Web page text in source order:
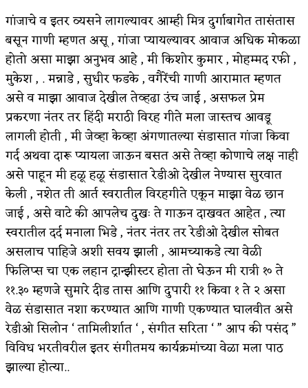
गांजाचे व इतर व्यसने लागल्यावर आम्ही मित्र दुर्गाबागेत तासंतास
बसून गाणी म्हणत असू , गांजा प्यायल्यावर आवाज अधिक मोकळा
होतो असा माझा अनुभव आहे , मी किशोर कुमार , मोहम्मद रफी ,
मुकेश , . मन्नाडे , सुधीर फडके , वगैरेंची गाणी आरामात म्हणत
असे व माझा आवाज देखील तेव्हढा उंच जाई , असफल प्रेम
प्रकरणा नंतर तर हिंदी मराठी विरह गीते मला जास्तच आवडू
लागली होती , मी जेव्हा केव्हा अंगणातल्या संडासात गांजा किवा
गर्द अथवा दारू प्यायला जाऊन बसत असे तेव्हा कोणाचे लक्ष नाही
असे पाहून मी हळू हळू संडासात रेडीओ देखील नेण्यास सुरवात
केली , नशेत ती आर्त स्वरातील विरहगीते एकून माझा वेळ छान
जाई , असे वाटे की आपलेच दुखः ते गाऊन दाखवत आहेत , त्या
स्वरातील दर्द मनाला भिडे , नंतर नंतर तर रेडीओ देखील सोबत
असलाच पाहिजे अशी सवय झाली , आमच्याकडे त्या वेळी
फिलिप्स चा एक लहान ट्रान्झीस्टर होता तो घेऊन मी रात्री १० ते
११.३० म्हणजे सुमारे दीड तास आणि दुपारी ११ किवा १ ते २ असा
वेळ संडासात नशा करण्यात आणि गाणी एकण्यात घालवीत असे
रेडीओ सिलोन ‘ तामिलीर्शात ‘ , संगीत सरिता ‘ ” आप की पसंद ”
विविध भरतीवरील इतर संगीतमय कार्यक्रमांच्या वेळा मला पाठ
झाल्या होत्या..